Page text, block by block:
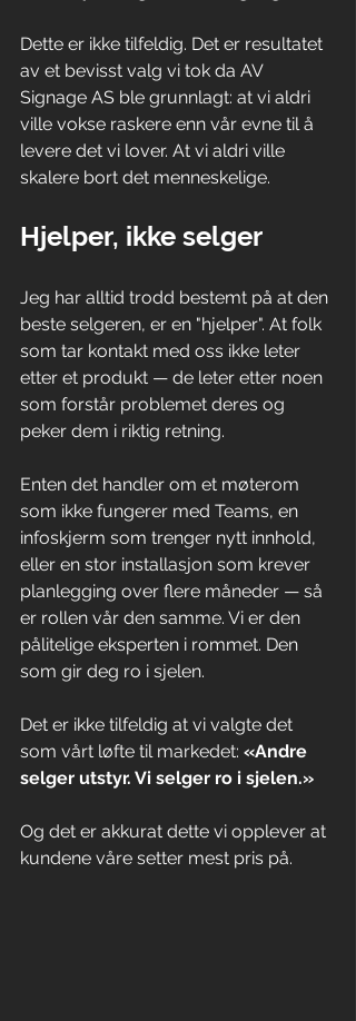
Dette er ikke tilfeldig. Det er resultatet
av et bevisst valg vi tok da AV
Signage AS ble grunnlagt: at vi aldri
ville vokse raskere enn vår evne til å
levere det vi lover. At vi aldri ville
skalere bort det menneskelige.
Hjelper, ikke selger
Jeg har alltid trodd bestemt på at den
beste selgeren, er en "hjelper". At folk
som tar kontakt med oss ikke leter
etter et produkt — de leter etter noen
som forstår problemet deres og
peker dem i riktig retning.
Enten det handler om et møterom
som ikke fungerer med Teams, en
infoskjerm som trenger nytt innhold,
eller en stor installasjon som krever
planlegging over flere måneder — så
er rollen vår den samme. Vi er den
pålitelige eksperten i rommet. Den
som gir deg ro i sjelen.
Det er ikke tilfeldig at vi valgte det
som vårt løfte til markedet: «Andre
selger utstyr. Vi selger ro i sjelen.»
Og det er akkurat dette vi opplever at
kundene våre setter mest pris på.